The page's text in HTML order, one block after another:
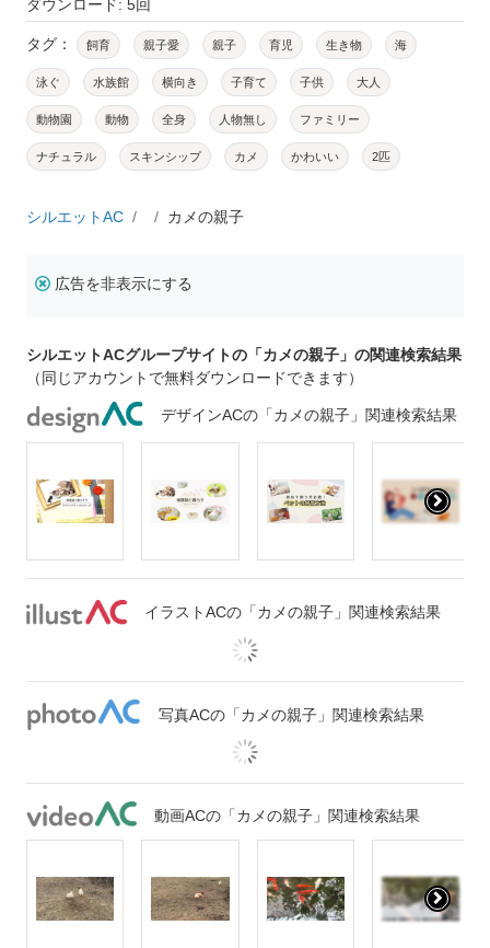
ダウンロード: 5回
タグ： 飼育 親子愛 親子 育児 生き物 海
泳ぐ 水族館 横向き 子育て 子供 大人
動物園 動物 全身 人物無し ファミリー
ナチュラル スキンシップ カメ かわいい 2匹
シルエットAC カメの親子
広告を非表示にする
シルエットACグループサイトの「カメの親子」の関連検索結果
（同じアカウントで無料ダウンロードできます）
デザインACの「カメの親子」関連検索結果
イラストACの「カメの親子」関連検索結果
写真ACの「カメの親子」関連検索結果
動画ACの「カメの親子」関連検索結果